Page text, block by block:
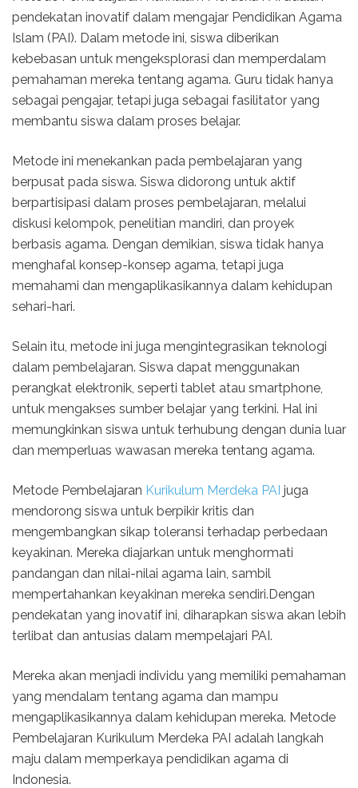
pendekatan inovatif dalam mengajar Pendidikan Agama
Islam (PAI). Dalam metode ini, siswa diberikan
kebebasan untuk mengeksplorasi dan memperdalam
pemahaman mereka tentang agama. Guru tidak hanya
sebagai pengajar, tetapi juga sebagai fasilitator yang
membantu siswa dalam proses belajar.
Metode ini menekankan pada pembelajaran yang
berpusat pada siswa. Siswa didorong untuk aktif
berpartisipasi dalam proses pembelajaran, melalui
diskusi kelompok, penelitian mandiri, dan proyek
berbasis agama. Dengan demikian, siswa tidak hanya
menghafal konsep-konsep agama, tetapi juga
memahami dan mengaplikasikannya dalam kehidupan
sehari-hari.
Selain itu, metode ini juga mengintegrasikan teknologi
dalam pembelajaran. Siswa dapat menggunakan
perangkat elektronik, seperti tablet atau smartphone,
untuk mengakses sumber belajar yang terkini. Hal ini
memungkinkan siswa untuk terhubung dengan dunia luar
dan memperluas wawasan mereka tentang agama.
Metode Pembelajaran Kurikulum Merdeka PAI juga
mendorong siswa untuk berpikir kritis dan
mengembangkan sikap toleransi terhadap perbedaan
keyakinan. Mereka diajarkan untuk menghormati
pandangan dan nilai-nilai agama lain, sambil
mempertahankan keyakinan mereka sendiri.Dengan
pendekatan yang inovatif ini, diharapkan siswa akan lebih
terlibat dan antusias dalam mempelajari PAI.
Mereka akan menjadi individu yang memiliki pemahaman
yang mendalam tentang agama dan mampu
mengaplikasikannya dalam kehidupan mereka. Metode
Pembelajaran Kurikulum Merdeka PAI adalah langkah
maju dalam memperkaya pendidikan agama di
Indonesia.